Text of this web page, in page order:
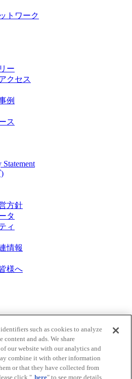
トワーク
ー
クセス
例
ス
Statement
方針
タ
ィ
情報
様へ
情報保護基本方針
Personal Information
ポリシー
such as cookies to analyze
and ads. We share
our website with our analytics and
combine it with other information
or that they have collected from
click " here" to see more details